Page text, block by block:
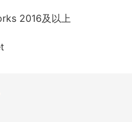
2016及以上